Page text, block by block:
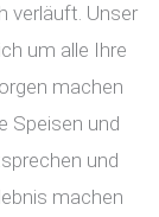
verläuft. Unser
um alle Ihre
machen
Speisen und
und
machen